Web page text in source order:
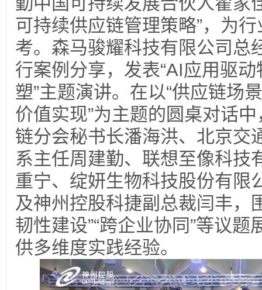
可持续供应链管理策略”，为
考。森马骏耀科技有限公司总
行案例分享，发表“AI应用驱
塑”主题演讲。在以“供应链场
价值实现”为主题的圆桌对话
链分会秘书长潘海洪、北京交
系主任周建勤、联想至像科技
重宁、绽妍生物科技股份有限
及神州控股科捷副总裁闫丰，
韧性建设”“跨企业协同”等议
供多维度实践经验。